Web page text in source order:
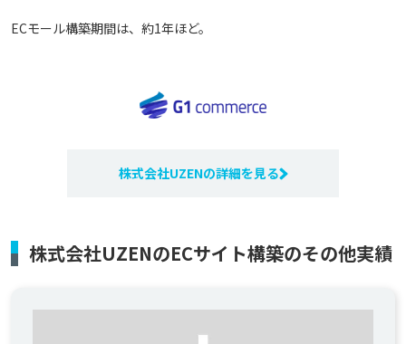
ECモール構築期間は、約1年ほど。
株式会社UZENの詳細を見る
株式会社UZENのECサイト構築のその他実績